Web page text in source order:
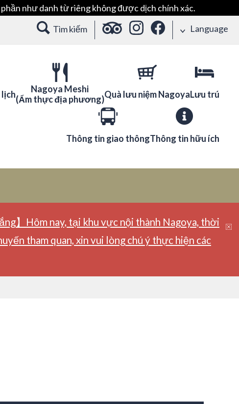
như danh từ riêng không được dịch chính xác.
Tìm kiếm Language
Nagoya Meshi
(Ẩm thực địa phương)Quà lưu niệm NagoyaLưu trú
Thông tin giao thôngThông tin hữu ích
】Hôm nay, tại khu vực nội thành Nagoya, thời
tham quan, xin vui lòng chú ý thực hiện các